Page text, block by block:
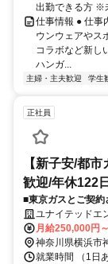
出勤できる方 ※
仕事情報 ● 仕事
ウンウェアやス
コラボなど新し
ハンガ...
主婦・主夫歓迎 学生
正社員
【新子安/都
歓迎/年休122
■東京ガスとご契約
せいたします。研
当となり、物件規
す。
ユナイテッドエ
月給250,000円
神奈川県横浜市
就業時間 （1日